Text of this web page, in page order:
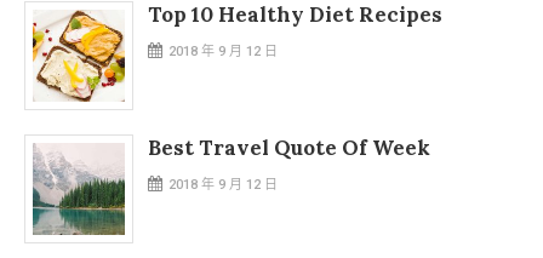
Top 10 Healthy Diet Recipes
2018 年 9 月 12 日
Best Travel Quote Of Week
2018 年 9 月 12 日